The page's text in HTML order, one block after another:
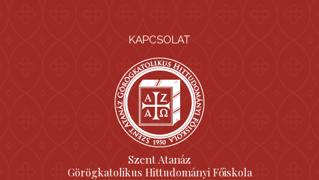
KAPCSOLAT
Szent Atanáz
Görögkatolikus Hittudományi Főiskola